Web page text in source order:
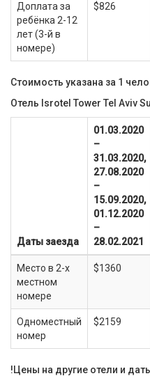
Доплата за
ребёнка 2-12
лет (3-й в
номере)
$826
Стоимость указана за 1
Отель Isrotel Tower Tel Aviv
Даты заезда
01.03.2020
–
31.03.2020,
27.08.2020
–
15.09.2020,
01.12.2020
–
28.02.2021
Место в 2-х
местном
номере
$1360
Одноместный
номер
$2159
!Цены на другие отели и